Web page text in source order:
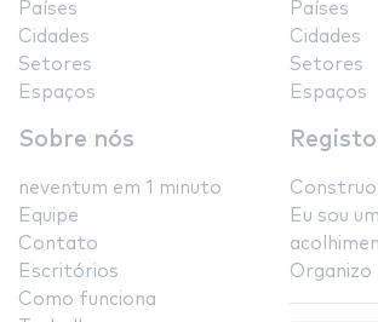
Países
Cidades
Setores
Espaços
Países
Cidades
Setores
Espaços
Sobre nós
neventum em 1 minuto
Equipe
Contato
Escritórios
Como funciona
Registo
Eu sou
Organizo